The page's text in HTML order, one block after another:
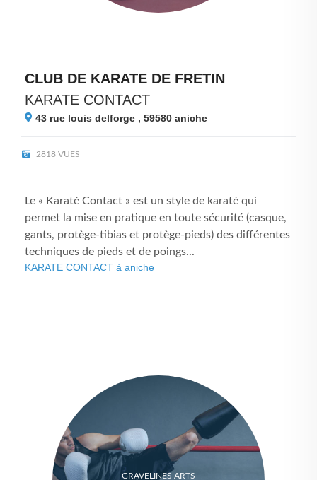
CLUB DE KARATE DE FRETIN
KARATE CONTACT
43 rue louis delforge , 59580 aniche
2818 VUES
Le « Karaté Contact » est un style de karaté qui
permet la mise en pratique en toute sécurité (casque,
gants, protège-tibias et protège-pieds) des différentes
techniques de pieds et de poings...
KARATE CONTACT à aniche
GRAVELINES ARTS